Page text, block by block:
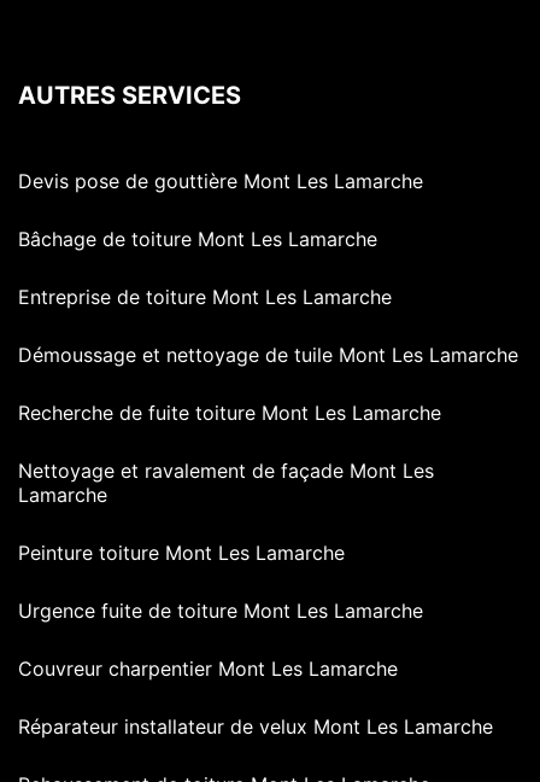
AUTRES SERVICES
Devis pose de gouttière Mont Les Lamarche
Bâchage de toiture Mont Les Lamarche
Entreprise de toiture Mont Les Lamarche
Démoussage et nettoyage de tuile Mont Les Lamarche
Recherche de fuite toiture Mont Les Lamarche
Nettoyage et ravalement de façade Mont Les
Lamarche
Peinture toiture Mont Les Lamarche
Urgence fuite de toiture Mont Les Lamarche
Couvreur charpentier Mont Les Lamarche
Réparateur installateur de velux Mont Les Lamarche